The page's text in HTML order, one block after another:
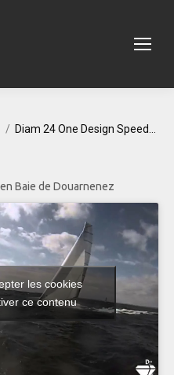
Diam 24 One Design Speed…
Baie de Douarnenez
les cookies
ce contenu